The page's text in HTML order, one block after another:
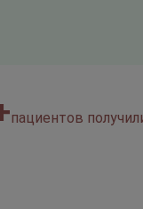
пациентов